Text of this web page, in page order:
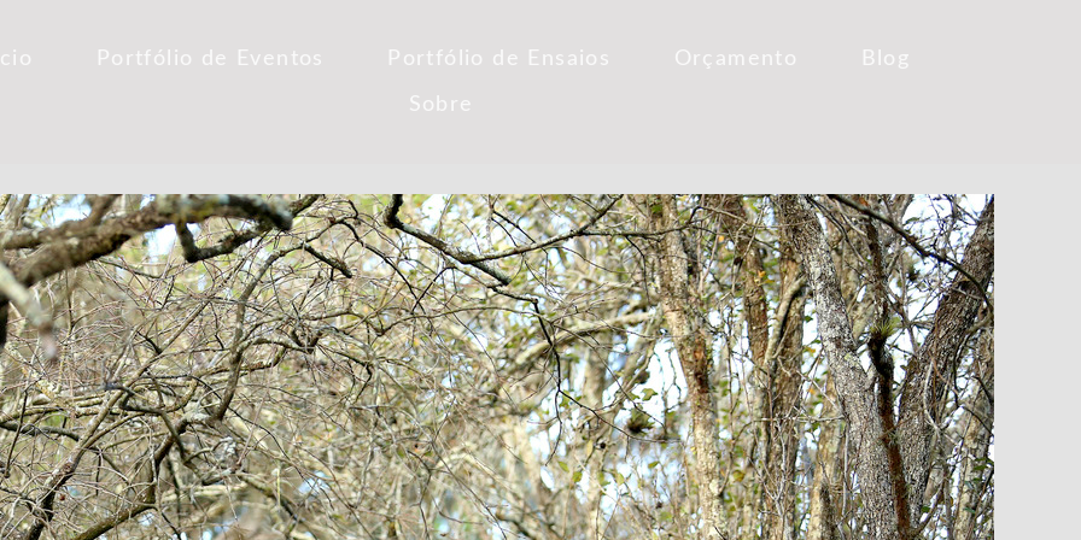
Portfólio de Eventos Portfólio de Ensaios Orçamento Blog
Sobre